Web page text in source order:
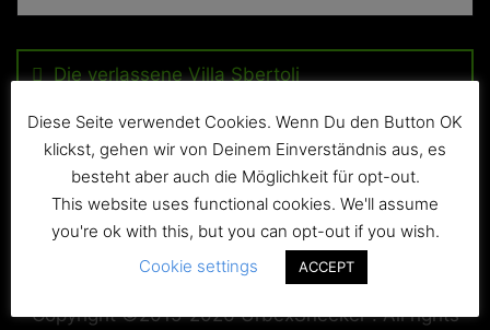
Die verlassene Villa Sbertoli
Copyright+Impressum Privacy & Cookie Policy
Copyright ©2015-2026 UrbexSneeker . All rights
Diese Seite verwendet Cookies. Wenn Du den Button OK
klickst, gehen wir von Deinem Einverständnis aus, es
besteht aber auch die Möglichkeit für opt-out.
This website uses functional cookies. We'll assume
you're ok with this, but you can opt-out if you wish.
Cookie settings
ACCEPT